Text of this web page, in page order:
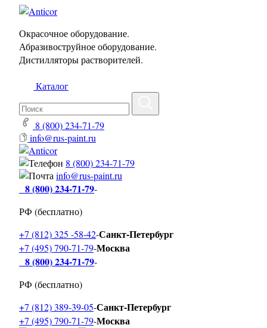
Окрасочное оборудование.
Абразивоструйное оборудование.
Дистилляторы растворителей.
Каталог
8 (800) 234-71-79
info@rus-paint.ru
8 (800) 234-71-79
info@rus-paint.ru
8 (800) 234-71-79-
РФ (бесплатно)
+7 (812) 325 -58-42-Санкт-Петербург
+7 (495) 790-71-79-Москва
8 (800) 234-71-79-
РФ (бесплатно)
+7 (812) 389-39-05-Санкт-Петербург
+7 (495) 790-71-79-Москва